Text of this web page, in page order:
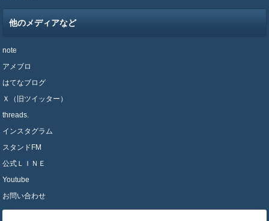
他のメディアなど
note
アメブロ
はてなブログ
Ｘ（旧ツイッター）
threads.
インスタグラム
スタンドFM
公式ＬＩＮＥ
Youtube
お問い合わせ